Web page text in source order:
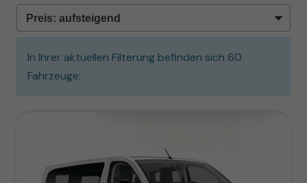
In Ihrer aktuellen Filterung befinden sich 60
Fahrzeuge: